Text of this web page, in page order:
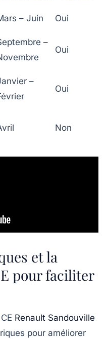
– Juin Oui
–
Oui
–
Oui
Non
et la
pour faciliter
Renault Sandouville
pour améliorer